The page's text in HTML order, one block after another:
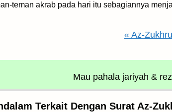
teman akrab pada hari itu sebagiannya
« Az-
Mau pahala jariyah &
Terkait Dengan Surat Az-